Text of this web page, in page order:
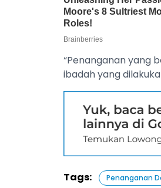
“Penanganan yang
ibadah yang
Tags: Penanganan